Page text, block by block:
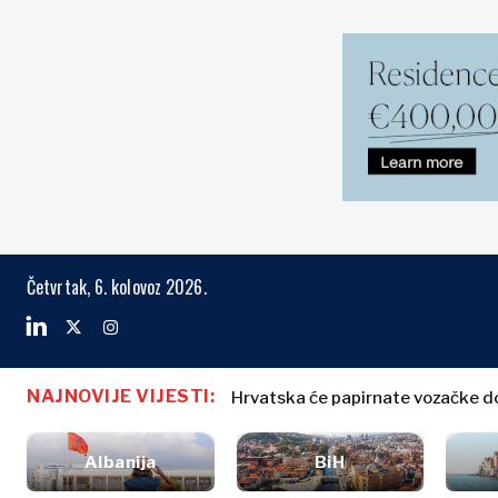
Pretraži The Region
Albanija
BiH
Poslovne
Imenovanja
BiH
Hrvatska
Kosovo*
Sjeverna
Makedonija
Imenovanja
Poljoprivreda
Građevinarstvo
Energetika
Četvrtak, 6. kolovoz 2026.
NAJNOVIJE VIJESTI:Hrvatska će papirnate vozačke
Sjeverna Makedonija:
Albanija BiH